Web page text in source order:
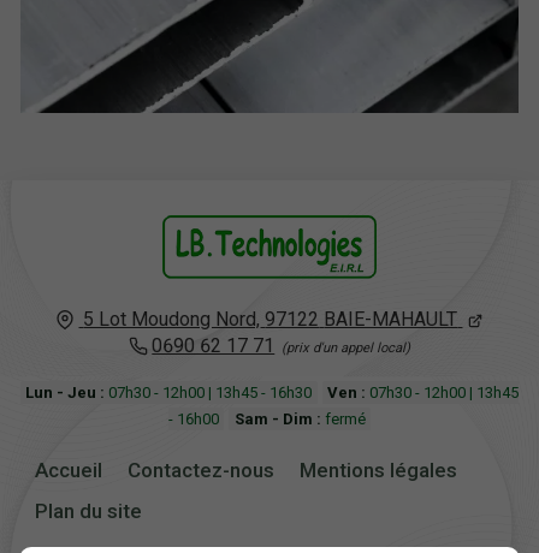
5 Lot Moudong Nord, 97122 BAIE-MAHAULT
0690 62 17 71
Lun - Jeu : 07h30 - 12h00 | 13h45 - 16h30 Ven : 07h30 - 12h00 | 13h45
- 16h00
Sam - Dim : fermé
Accueil Contactez-nous
Mentions légales
Plan du site